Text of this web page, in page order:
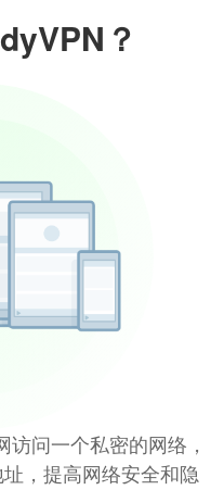
？
问一个私密的网络，
，提高网络安全和隐